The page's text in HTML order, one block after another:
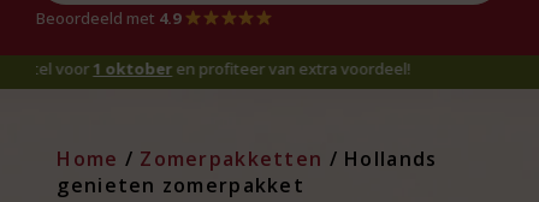
Beoordeeld met 4.9
voor1 oktoberen profiteer van extra voordeel!
Home / Zomerpakketten / Hollands
genieten zomerpakket